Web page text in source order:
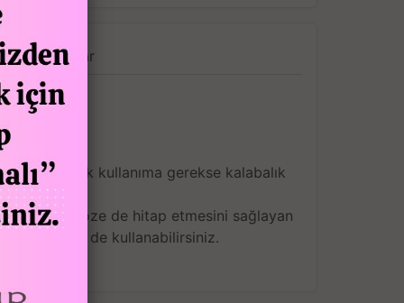
Yorumlar
günlük kullanıma gerekse kalabalık
kadar göze de hitap etmesini sağlayan
için de kullanabilirsiniz.